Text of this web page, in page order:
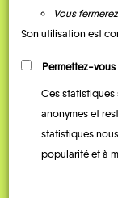
Vous
Son utilisation est
Permettez-
Ces statistiques
anonymes et
statistiques
popularité et à